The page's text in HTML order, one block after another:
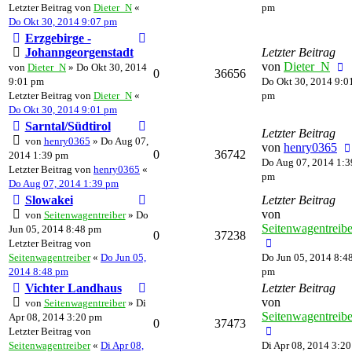
Letzter Beitrag von Dieter_N «
Do Okt 30, 2014 9:07 pm
pm
Erzgebirge -
Johanngeorgenstadt
von Dieter_N » Do Okt 30, 2014
9:01 pm
Letzter Beitrag von Dieter_N «
Do Okt 30, 2014 9:01 pm
0 36656
Letzter Beitrag
von Dieter_N
Do Okt 30, 2014
pm
Sarntal/Südtirol
von henry0365 » Do Aug 07,
2014 1:39 pm
Letzter Beitrag von henry0365 «
Do Aug 07, 2014 1:39 pm
0 36742
Letzter Beitrag
von henry0365
Do Aug 07, 2014
pm
Slowakei
von Seitenwagentreiber» Do
Jun 05, 2014 8:48 pm
Letzter Beitrag von
Seitenwagentreiber« Do Jun 05,
2014 8:48 pm
0 37238
Letzter Beitrag
von
Do Jun 05, 2014
pm
Vichter Landhaus
von Seitenwagentreiber» Di
Apr 08, 2014 3:20 pm
Letzter Beitrag von
Seitenwagentreiber« Di Apr 08,
0 37473
Letzter Beitrag
von
Di Apr 08, 2014 3:20